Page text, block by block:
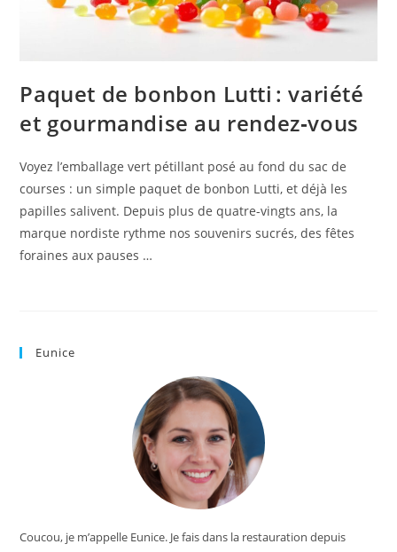
Paquet de bonbon Lutti : variété
et gourmandise au rendez‑vous
Voyez l’emballage vert pétillant posé au fond du sac de
courses : un simple paquet de bonbon Lutti, et déjà les
papilles salivent. Depuis plus de quatre-vingts ans, la
marque nordiste rythme nos souvenirs sucrés, des fêtes
foraines aux pauses …
Eunice
Coucou, je m’appelle Eunice. Je fais dans la restauration depuis